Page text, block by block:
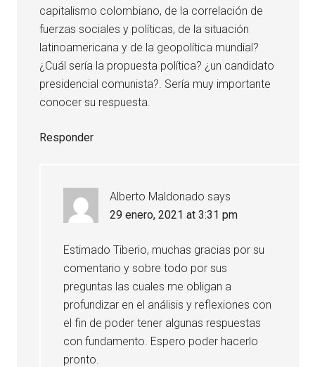
capitalismo colombiano, de la correlación de
fuerzas sociales y políticas, de la situación
latinoamericana y de la geopolítica mundial?
¿Cuál sería la propuesta política? ¿un candidato
presidencial comunista?. Sería muy importante
conocer su respuesta.
Responder
Alberto Maldonado says
29 enero, 2021 at 3:31 pm
Estimado Tiberio, muchas gracias por su
comentario y sobre todo por sus
preguntas las cuales me obligan a
profundizar en el análisis y reflexiones con
el fin de poder tener algunas respuestas
con fundamento. Espero poder hacerlo
pronto.